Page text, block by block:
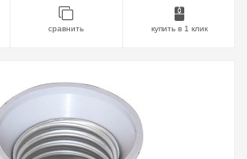
сравнить купить в 1 клик